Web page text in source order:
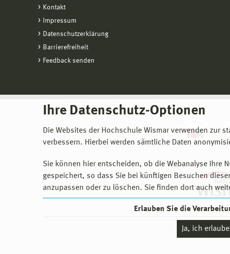
Ihre Datenschutz-Optionen
Die Websites der Hochschule Wismar verwenden zur
verbessern. Hierbei werden sämtliche Daten
Sie können hier entscheiden, ob die Webanalyse Ihre
gespeichert, so dass Sie bei künftigen Besuchen
anzupassen oder zu löschen. Sie finden dort auch
Erlauben Sie die
Ja, ich
Kontakt
Impressum
Datenschutzerklärung
Barrierefreiheit
Feedback senden